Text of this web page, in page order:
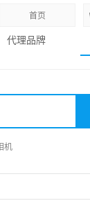
首页
代理品牌
机
机
机